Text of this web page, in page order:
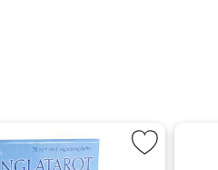
Änglatarot (på Svenska)